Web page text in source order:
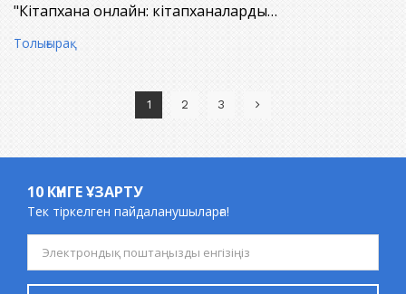
"Кітапхана онлайн: кітапханаларды…
Толығырақ
1 2 3
10 КҮНГЕ ҰЗАРТУ
Тек тіркелген пайдаланушыларға!